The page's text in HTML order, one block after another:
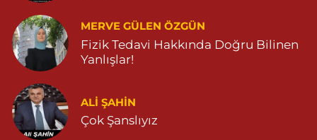
MERVE GÜLEN ÖZGÜN
Fizik Tedavi Hakkında Doğru Bilinen
Yanlışlar!
ALI ŞAHİN
Çok Şanslıyız